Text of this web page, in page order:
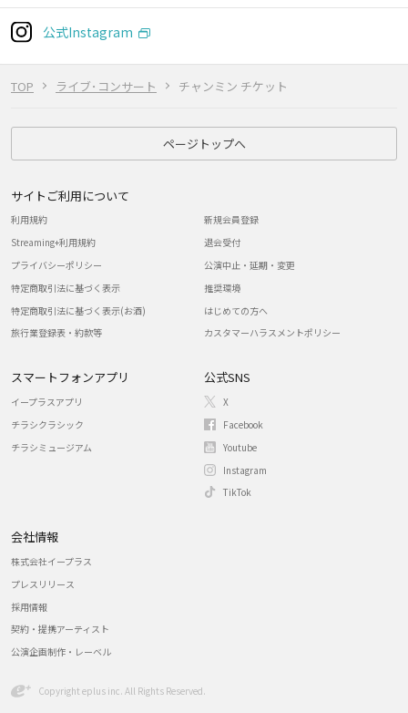
TOP ライブ･コンサート チャンミン チケット
公式Instagram
ページトップへ
サイトご利用について
利用規約
Streaming+利用規約
プライバシーポリシー
特定商取引法に基づく表示
特定商取引法に基づく表示(お酒)
旅行業登録表・約款等
新規会員登録
退会受付
公演中止・延期・変更
推奨環境
はじめての方へ
カスタマーハラスメントポリシー
スマートフォンアプリ
イープラスアプリ
チラシクラシック
チラシミュージアム
公式SNS
X
Facebook
Youtube
Instagram
TikTok
会社情報
株式会社イープラス
プレスリリース
採用情報
契約・提携アーティスト
公演企画制作・レーベル
Copyright eplus inc. All Rights Reserved.